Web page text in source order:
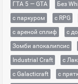
ГТА 5 — GTA
Без
с паркуром
с RPG
с ареной сплиф
с
Зомби апокалипсис
Industrial Craft
с
с Galacticraft
с